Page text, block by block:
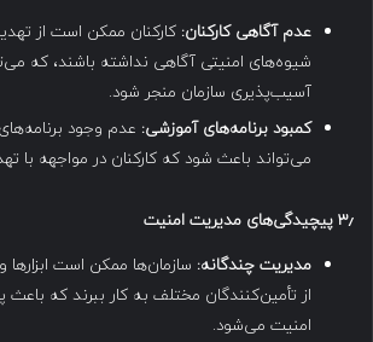
عدم آگاهی کارکنان: کارکنان ممکن است از
شیوه‌های امنیتی آگاهی نداشته باشند، که
آسیب‌پذیری سازمان منجر شود.
کمبود برنامه‌های آموزشی: عدم وجود
می‌تواند باعث شود که کارکنان در مواجهه با
۳٫ پیچیدگی‌های مدیریت امنیت
مدیریت چندگانه: سازمان‌ها ممکن است ابزارها
از تأمین‌کنندگان مختلف به کار ببرند که
امنیت می‌شود.